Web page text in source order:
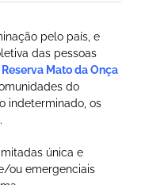
pelo país, e
das pessoas
Reserva Mato da Onça
do
indeterminado, os
única e
ou emergenciais